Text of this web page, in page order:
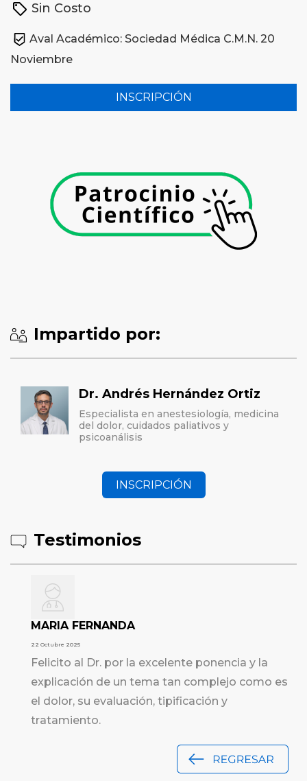
Sin Costo
Aval Académico: Sociedad Médica C.M.N. 20
Noviembre
INSCRIPCIÓN
Impartido por:
Dr. Andrés Hernández Ortiz
Especialista en anestesiología, medicina
del dolor, cuidados paliativos y
psicoanálisis
INSCRIPCIÓN
Testimonios
MARIA FERNANDA
22 Octubre 2025
Felicito al Dr. por la excelente ponencia y la
explicación de un tema tan complejo como es
el dolor, su evaluación, tipificación y
tratamiento.